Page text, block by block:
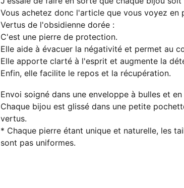
Vous achetez donc l'article que vous voyez en
Vertus de l'obsidienne dorée :
C'est une pierre de protection.
Elle aide à évacuer la négativité et permet au
Elle apporte clarté à l'esprit et augmente la
Enfin, elle facilite le repos et la récupération.
Envoi soigné dans une enveloppe à bulles et
Chaque bijou est glissé dans une petite
vertus.
* Chaque pierre étant unique et naturelle, les
sont pas uniformes.